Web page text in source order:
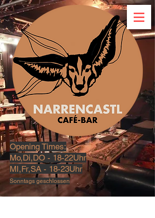
Opening Times:
Mo,Di,DO - 18-22Uhr
MI,Fr,SA - 18-23Uhr
Sonntags geschlossen